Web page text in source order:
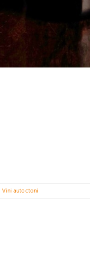
Vini autoctoni